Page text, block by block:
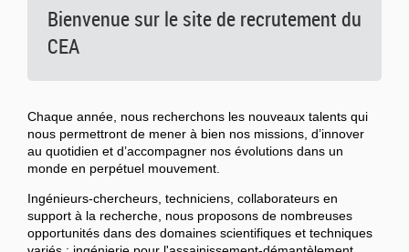
Bienvenue sur le site de recrutement du
CEA
Chaque année, nous recherchons les nouveaux talents qui
nous permettront de mener à bien nos missions, d’innover
au quotidien et d’accompagner nos évolutions dans un
monde en perpétuel mouvement.
Ingénieurs-chercheurs, techniciens, collaborateurs en
support à la recherche, nous proposons de nombreuses
opportunités dans des domaines scientifiques et techniques